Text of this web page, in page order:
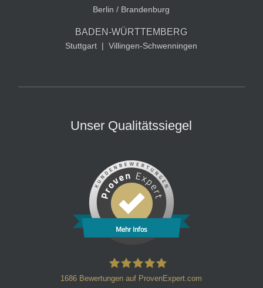
Berlin / Brandenburg
BADEN-WÜRTTEMBERG
Stuttgart | Villingen-Schwenningen
Unser Qualitätssiegel
Mehr Infos
1686 Bewertungen auf ProvenExpert.com